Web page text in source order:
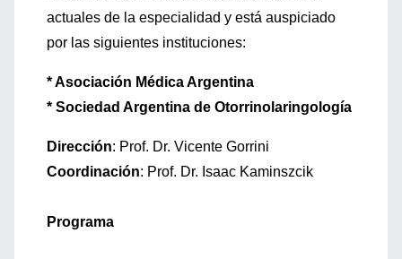
actuales de la especialidad y está auspiciado
por las siguientes instituciones:
* Asociación Médica Argentina
* Sociedad Argentina de Otorrinolaringología
Dirección: Prof. Dr. Vicente Gorrini
Coordinación: Prof. Dr. Isaac Kaminszcik
Programa